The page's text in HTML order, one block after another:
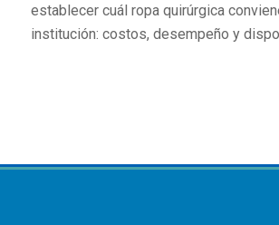
establecer cuál ropa quirúrgica
institución: costos, desempeño y